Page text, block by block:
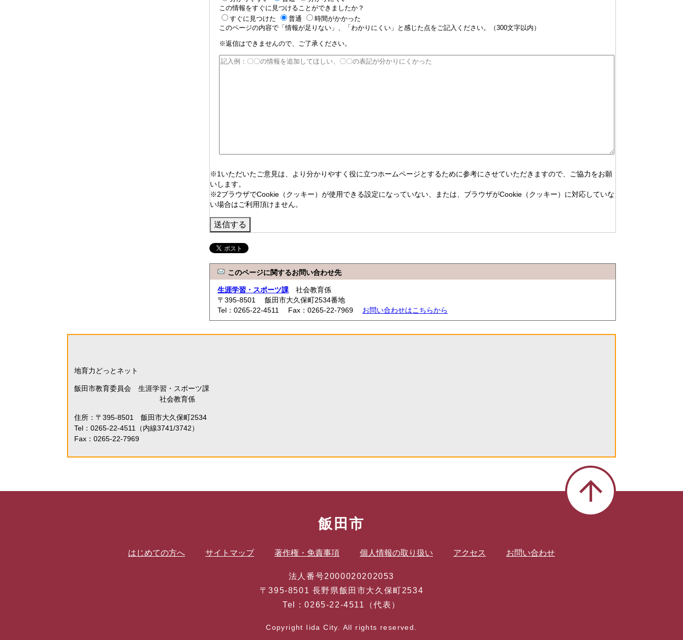
この情報をすぐに見つけることができましたか？
すぐに見つけた
普通
時間がかかった
このページの内容で「情報が足りない」、「わかりにくい」と感じた点をご記入ください。（300文字以内）
※返信はできませんので、ご了承ください。
※1いただいたご意見は、より分かりやすく役に立つホームページとするために参考にさせていただきますので、ご協力をお願
いします。
※2ブラウザでCookie（クッキー）が使用できる設定になっていない、または、ブラウザがCookie（クッキー）に対応していな
い場合はご利用頂けません。
このページに関するお問い合わせ先
生涯学習・スポーツ課社会教育係
〒395-8501 飯田市大久保町2534番地
Tel：0265-22-4511 Fax：0265-22-7969 お問い合わせはこちらから
地育力どっとネット
飯田市教育委員会 生涯学習・スポーツ課
社会教育係
住所：〒395-8501 飯田市大久保町2534
Tel：0265-22-4511（内線3741/3742）
Fax：0265-22-7969
飯田市
はじめての方へ サイトマップ 著作権・免責事項 個人情報の取り扱い アクセス お問い合わせ
法人番号2000020202053
〒395-8501 長野県飯田市大久保町2534
Tel：0265-22-4511（代表）
Copyright Iida City. All rights reserved.